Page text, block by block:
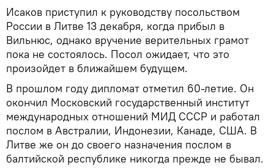
Исаков приступил к руководству посольством
России в Литве 13 декабря, когда прибыл в
Вильнюс, однако вручение верительных грамот
пока не состоялось. Посол ожидает, что это
произойдет в ближайшем будущем.
В прошлом году дипломат отметил 60-летие. Он
окончил Московский государственный институт
международных отношений МИД СССР и работал
послом в Австралии, Индонезии, Канаде, США. В
Литве же он до своего назначения послом в
балтийской республике никогда прежде не бывал.